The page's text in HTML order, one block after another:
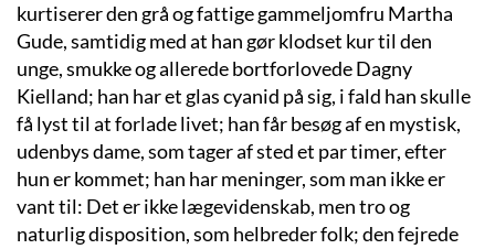
kurtiserer den grå og fattige gammeljomfru Martha
Gude, samtidig med at han gør klodset kur til den
unge, smukke og allerede bortforlovede Dagny
Kielland; han har et glas cyanid på sig, i fald han skulle
få lyst til at forlade livet; han får besøg af en mystisk,
udenbys dame, som tager af sted et par timer, efter
hun er kommet; han har meninger, som man ikke er
vant til: Det er ikke lægevidenskab, men tro og
naturlig disposition, som helbreder folk; den fejrede